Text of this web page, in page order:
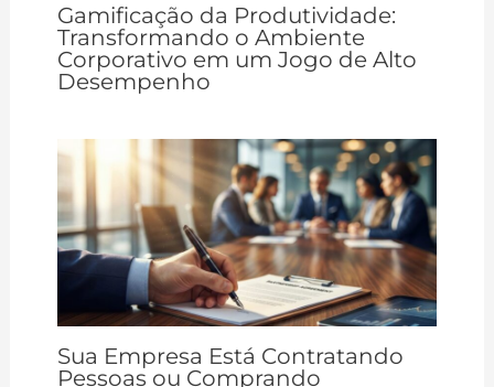
Gamificação da Produtividade:
Transformando o Ambiente
Corporativo em um Jogo de Alto
Desempenho
Sua Empresa Está Contratando
Pessoas ou Comprando